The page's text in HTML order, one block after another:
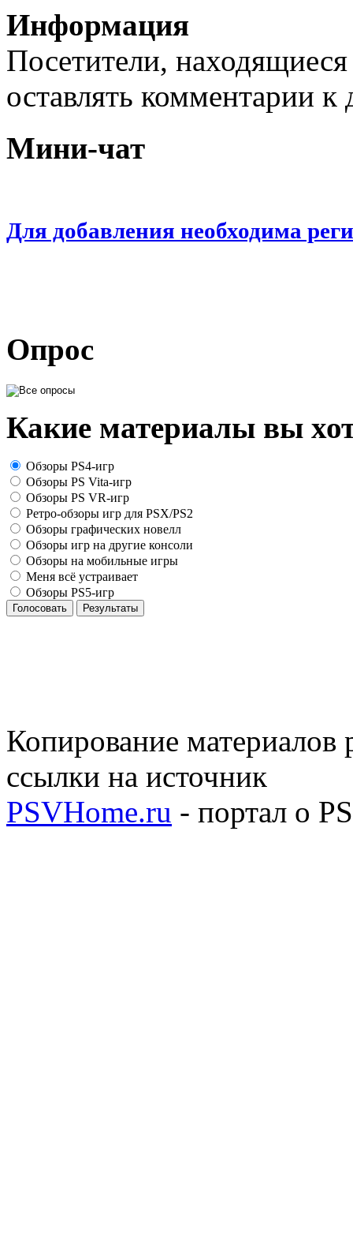
Информация
Посетители,
оставлять комментарии
Мини-чат
Для добавления необходима
Опрос
Какие материалы вы
Обзоры PS4-игр
Обзоры PS Vita-игр
Обзоры PS VR-игр
Ретро-обзоры игр для PSX/PS2
Обзоры графических новелл
Обзоры игр на другие консоли
Обзоры на мобильные игры
Меня всё устраивает
Обзоры PS5-игр
Голосовать Результаты
Копирование материалов
ссылки на источник
PSVHome.ru - портал о